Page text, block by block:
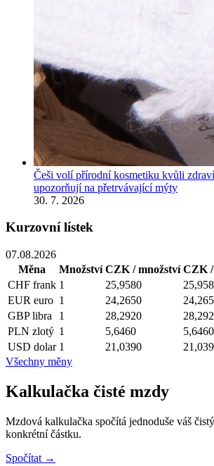
Češi volí přírodní kosmetiku kvůli
upozorňují na přetrvávající mýty
30. 7. 2026
Kurzovní lístek
07.08.2026
Měna
Množství CZK / množství CZK /
CHF frank 1 25,9580
EUR euro 1 24,2650
GBP libra 1 28,2920
PLN zlotý 1 5,6460
5,6460
USD dolar 1 21,0390
Všechny měny
Kalkulačka čisté mzdy
Mzdová kalkulačka spočítá jednoduše váš
konkrétní částku.
Spočítat →